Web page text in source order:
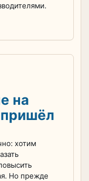
на
хотим
Но прежде